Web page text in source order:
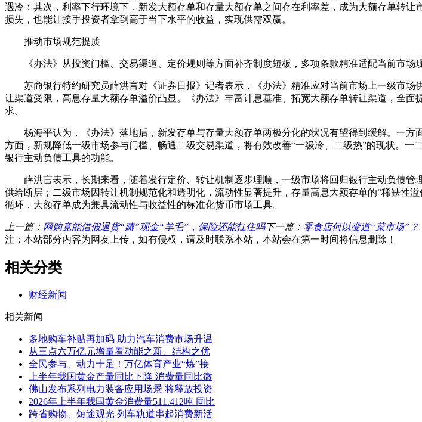
遇冷；其次，利率下行环境下，新发大额存单和存量大额存单之间存在利率差，成为大额存单转
损失，也能让接手投资者拿到高于当下水平的收益，实现供需双赢。
推动市场规范提质
《办法》从投资门槛、交易渠道、定价规则等方面补齐制度短板，多项条款精准适配当前市场现
苏商银行特约研究员薛洪言对《证券日报》记者表示，《办法》精准应对当前市场上一级市场
让渠道受限，高息存量大额存单溢价凸显。《办法》丰富计息基准、拓宽大额存单转让渠道，全
求。
杨海平认为，《办法》落地后，新发存单与存量大额存单两极分化的状况有望得到缓解。一方
方面，新规降低一级市场参与门槛、畅通二级交易渠道，将有效改善“一级冷、二级热”的现状。
银行主动负债工具的功能。
薛洪言表示，长期来看，随着发行定价、转让机制逐步理顺，一级市场将回归银行主动负债管
供给断层；二级市场因转让机制规范化和透明化，流动性显著提升，存量高息大额存单的“稀缺性
循环，大额存单成为兼具流动性与收益性的标准化货币市场工具。
上一篇： 网购竟能借假退货“薅”现金“羊毛”，保险还能扛住吗下一篇： 零食店何以变道“菜市场”？
注：本站部分内容为网友上传，如有侵权，请及时联系本站，本站会在第一时间将信息删除！
相关分类
财经新闻
相关新闻
多地购车补贴再加码 助力汽车消费市场升温
从三点六万亿元增量看动能之新、结构之优
全民参与、动力十足！万亿体育产业“炼”接
上半年我国黄金产量同比下降 消费量同比微
佛山发布系列电力装备应用场景 将释放投资
2026年上半年我国黄金消费量511.412吨 同比
跨省购物、短途观光 列车轨道串起消费新活